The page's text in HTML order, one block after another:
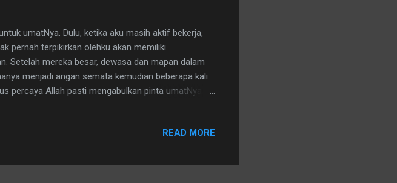
umatNya. Dulu, ketika aku masih aktif bekerja,
pernah terpikirkan olehku akan memiliki
Setelah mereka besar, dewasa dan mapan dalam
menjadi angan semata kemudian beberapa kali
percaya Allah pasti mengabulkan pinta umatNya
"Emang pergi ke Lombok itu seperti kita mau pergi
READ MORE